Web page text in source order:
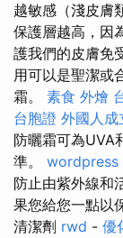
越敏感（淺皮膚
保護層越高，因
護我們的皮膚免
用可以是聖潔或
霜。 素食 外燴
台胞證 外國人成
防曬霜可為UVA
準。 wordpress
防止由紫外線和
果您給您一點以
清潔劑 rwd - 優